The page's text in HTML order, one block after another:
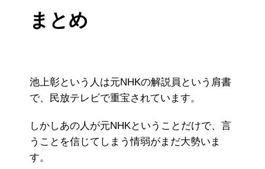
まとめ
池上彰という人は元NHKの解説員という肩書
で、民放テレビで重宝されています。
しかしあの人が元NHKということだけで、言
うことを信じてしまう情弱がまだ大勢いま
す。